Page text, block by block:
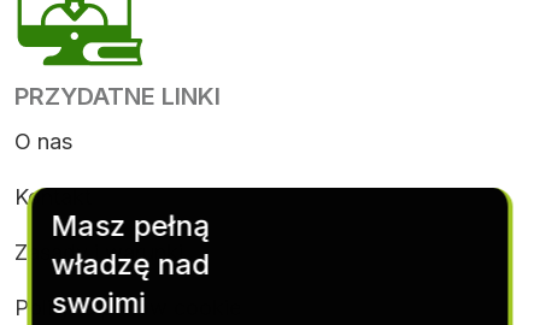
PRZYDATNE LINKI
O nas
Kontakt
Zasady i warunki
Polityka plików cookie
Masz pełną
władzę nad
swoimi